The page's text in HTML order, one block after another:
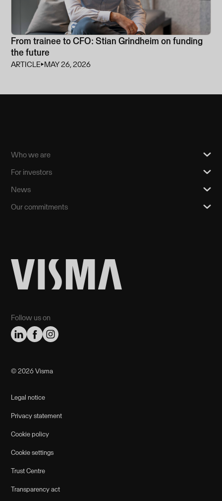
From trainee to CFO: Stian Grindheim on funding
the future
ARTICLE⏵MAY 26, 2026
Follow us on
Who we are
For investors
News
Our commitments
©️ 2026 Visma
Legal notice
Privacy statement
Cookie policy
Cookie settings
Trust Centre
Transparency act